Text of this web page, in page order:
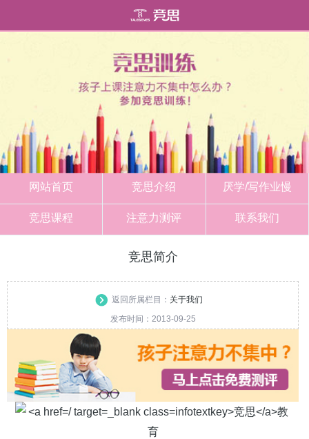
网站首页 竞思介绍 厌学/写作业慢
竞思课程 注意力测评 联系我们
竞思简介
返回所属栏目： 关于我们
发布时间：2013-09-25